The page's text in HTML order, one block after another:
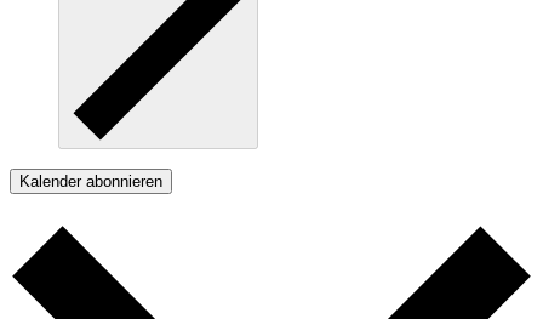
Kalender abonnieren